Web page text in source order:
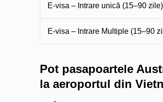
E-visa – Intrare unică (15–90 zile)
E-visa – Intrare Multiple (15–90
Pot pasapoartele
la aeroportul din